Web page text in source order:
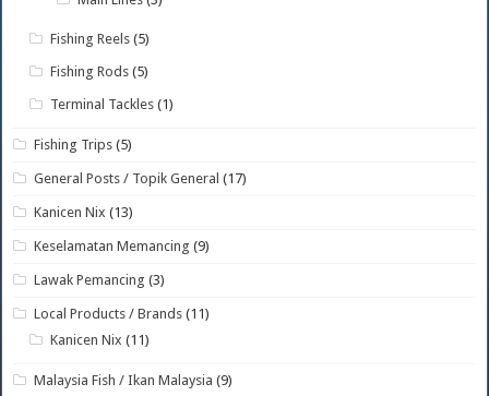
Fishing Reels (5)
Fishing Rods (5)
Terminal Tackles (1)
Fishing Trips (5)
General Posts / Topik General (17)
Kanicen Nix (13)
Keselamatan Memancing (9)
Lawak Pemancing (3)
Local Products / Brands (11)
Kanicen Nix (11)
Malaysia Fish / Ikan Malaysia (9)